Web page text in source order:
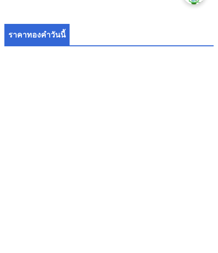
ราคาทองคำวันนี้